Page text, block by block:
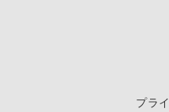
プラ